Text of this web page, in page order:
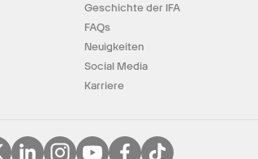
Geschichte der IFA
FAQs
Neuigkeiten
Social Media
Karriere